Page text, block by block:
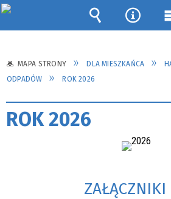
MAPA STRONY DLA MIESZKAŃCA
ODPADÓW
ROK 2026
ROK 2026
ZAŁĄCZNIKI